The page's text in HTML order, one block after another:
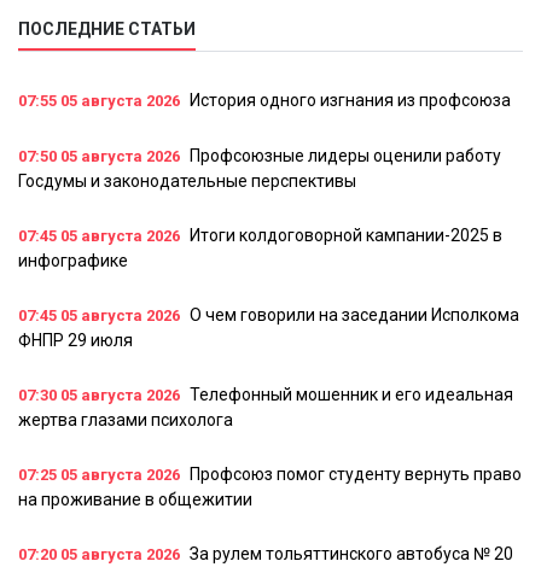
ПОСЛЕДНИЕ СТАТЬИ
07:55 05 августа 2026 История одного изгнания из профсоюза
07:50 05 августа 2026
Профсоюзные лидеры оценили работу
Госдумы и законодательные перспективы
07:45 05 августа 2026
Итоги колдоговорной кампании-2025 в
инфографике
07:45 05 августа 2026 О чем говорили на заседании Исполкома
ФНПР 29 июля
07:30 05 августа 2026 Телефонный мошенник и его идеальная
жертва глазами психолога
07:25 05 августа 2026
Профсоюз помог студенту вернуть право
на проживание в общежитии
07:20 05 августа 2026 За рулем тольяттинского автобуса № 20